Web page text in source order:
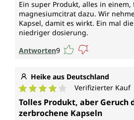
Ein super Produkt, alles in
magnesiumcitrat dazu. Wir
Kapsel, damit es wirkt. Ein mal
niedriger dosierung.
Antworten9
Heike aus Deutschland
Durchschnittliche Bewertung
Verifizierter Kauf
Tolles Produkt, aber Geruch
zerbrochene Kapseln